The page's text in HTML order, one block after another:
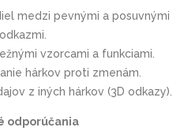
medzi pevnými a posuvnými
odkazmi.
vzorcami a funkciami.
hárkov proti zmenám.
z iných hárkov (3D odkazy).
odporúčania